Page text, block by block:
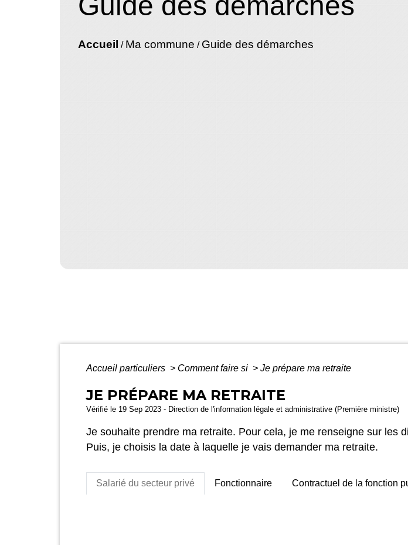
Accueil / Ma commune / Guide des démarches
Accueil particuliers > Comment faire si > Je prépare ma retraite
JE PRÉPARE MA RETRAITE
Vérifié le 19 Sep 2023 - Direction de l'information légale et administrative (Première ministre)
Je souhaite prendre ma retraite. Pour cela, je me renseigne sur les
Puis, je choisis la date à laquelle je vais demander ma retraite.
Salarié du secteur privé Fonctionnaire Contractuel de la fonction